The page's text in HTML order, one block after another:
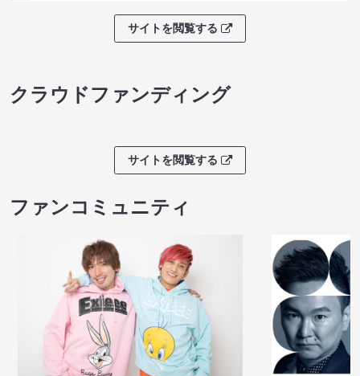
サイトを閲覧する
クラウドファンディング
サイトを閲覧する
ファンコミュニティ